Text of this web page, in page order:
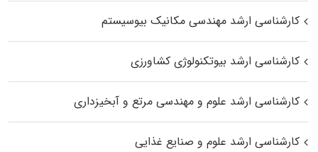
کارشناسی ارشد مهندسی مکانیک بیوسیستم
کارشناسی ارشد بیوتکنولوژی کشاورزی
کارشناسی ارشد علوم و مهندسی مرتع و آبخیزداری
کارشناسی ارشد علوم و صنایع غذایی